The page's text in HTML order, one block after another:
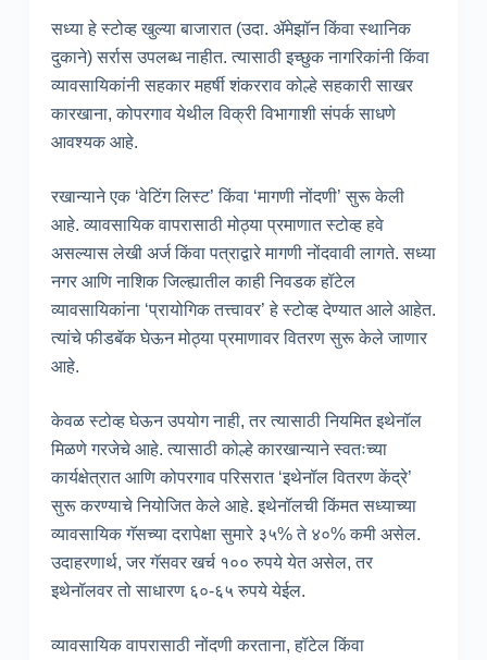
सध्या हे स्टोव्ह खुल्या बाजारात (उदा. ॲमेझॉन किंवा स्थानिक
दुकाने) सर्रास उपलब्ध नाहीत. त्यासाठी इच्छुक नागरिकांनी किंवा
व्यावसायिकांनी सहकार महर्षी शंकरराव कोल्हे सहकारी साखर
कारखाना, कोपरगाव येथील विक्री विभागाशी संपर्क साधणे
आवश्यक आहे.
रखान्याने एक ‘वेटिंग लिस्ट’ किंवा ‘मागणी नोंदणी’ सुरू केली
आहे. व्यावसायिक वापरासाठी मोठ्या प्रमाणात स्टोव्ह हवे
असल्यास लेखी अर्ज किंवा पत्राद्वारे मागणी नोंदवावी लागते. सध्या
नगर आणि नाशिक जिल्ह्यातील काही निवडक हॉटेल
व्यावसायिकांना ‘प्रायोगिक तत्त्वावर’ हे स्टोव्ह देण्यात आले आहेत.
त्यांचे फीडबॅक घेऊन मोठ्या प्रमाणावर वितरण सुरू केले जाणार
आहे.
केवळ स्टोव्ह घेऊन उपयोग नाही, तर त्यासाठी नियमित इथेनॉल
मिळणे गरजेचे आहे. त्यासाठी कोल्हे कारखान्याने स्वतःच्या
कार्यक्षेत्रात आणि कोपरगाव परिसरात ‘इथेनॉल वितरण केंद्रे’
सुरू करण्याचे नियोजित केले आहे. इथेनॉलची किंमत सध्याच्या
व्यावसायिक गॅसच्या दरापेक्षा सुमारे ३५% ते ४०% कमी असेल.
उदाहरणार्थ, जर गॅसवर खर्च १०० रुपये येत असेल, तर
इथेनॉलवर तो साधारण ६०-६५ रुपये येईल.
व्यावसायिक वापरासाठी नोंदणी करताना, हॉटेल किंवा